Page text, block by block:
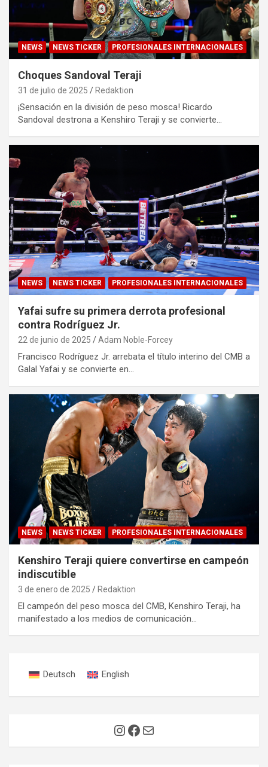
NEWS NEWS TICKER PROFESIONALES INTERNACIONALES
Choques Sandoval Teraji
31 de julio de 2025 Redaktion
¡Sensación en la división de peso mosca! Ricardo
Sandoval destrona a Kenshiro Teraji y se convierte…
NEWS NEWS TICKER PROFESIONALES INTERNACIONALES
Yafai sufre su primera derrota profesional
contra Rodríguez Jr.
22 de junio de 2025 Adam Noble-Forcey
Francisco Rodríguez Jr. arrebata el título interino del CMB a
Galal Yafai y se convierte en…
NEWS NEWS TICKER PROFESIONALES INTERNACIONALES
Kenshiro Teraji quiere convertirse en campeón
indiscutible
3 de enero de 2025 Redaktion
El campeón del peso mosca del CMB, Kenshiro Teraji, ha
manifestado a los medios de comunicación…
Deutsch English
Instagram
Facebook
Correo electrónico